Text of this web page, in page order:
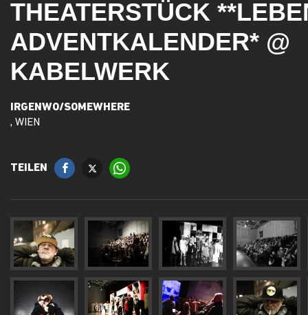
THEATERSTÜCK
ADVENTKALENDER* @
KABELWERK
IRGENWO/SOMEWHERE
, WIEN
TEILEN